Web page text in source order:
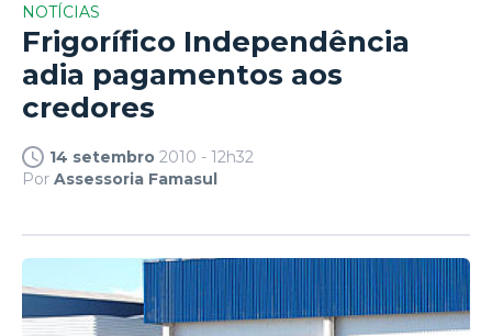
NOTÍCIAS
Frigorífico Independência
adia pagamentos aos
credores
14 setembro 2010 - 12h32
Por Assessoria Famasul